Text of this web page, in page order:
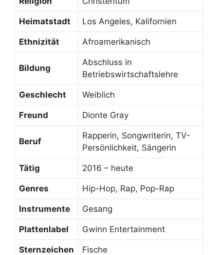
Heimatstadt Los Angeles, Kalifornien
Ethnizität Afroamerikanisch
Bildung
Abschluss in
Betriebswirtschaftslehre
Geschlecht Weiblich
Freund Dionte Gray
Beruf
Rapperin, Songwriterin, TV-
Persönlichkeit, Sängerin
Tätig 2016 – heute
Genres Hip-Hop, Rap, Pop-Rap
Instrumente Gesang
Plattenlabel Gwinn Entertainment
Sternzeichen Fische